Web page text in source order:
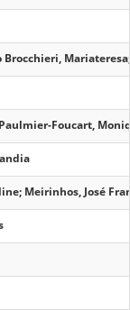
Foucart,
Meirinhos, José